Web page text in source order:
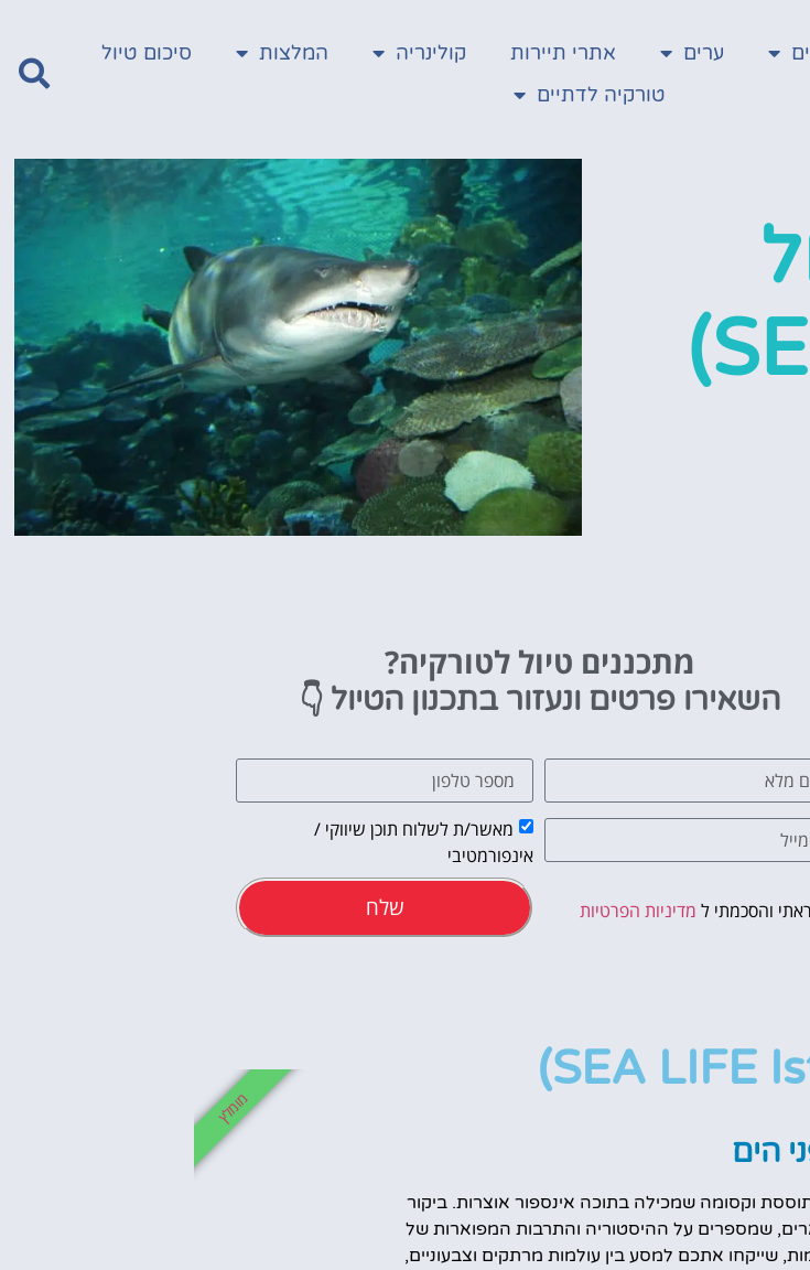
ערים אתרי תיירות קולינריה המלצות
סיכום טיול
טורקיה לדתיים
מלונות
מציאת מלון
לחצו
מתכננים טיול לטורקיה?
השאירו פרטים ונעזור בתכנון הטיול 👇
מאשר/ת לשלוח תוכן שיווקי /
אינפורמטיבי
והסכמתי ל מדיניות הפרטיות שלח
הים
וקסומה שמכילה בתוכה אינספור אוצרות. ביקור
שמספרים על ההיסטוריה והתרבות המפוארות של
שייקחו אתכם למסע בין עולמות מרתקים וצבעוניים,
מומלץ